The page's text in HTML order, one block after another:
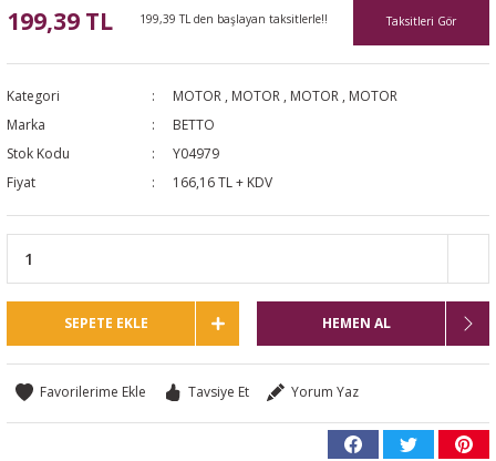
199,39 TL 199,39 TL den başlayan taksitlerle!! Taksitleri Gör
Kategori MOTOR , MOTOR , MOTOR , MOTOR
Marka
BETTO
Stok Kodu
Y04979
Fiyat
166,16 TL + KDV
SEPETE EKLE HEMEN AL
Tavsiye Et Yorum Yaz